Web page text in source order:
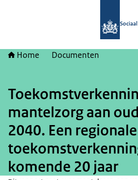
Home Documenten
mantelzorg aan
2040. Een regionale
komende 20 jaar